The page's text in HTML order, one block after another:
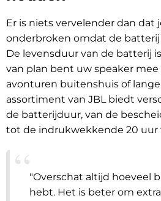
Er is niets vervelender dan dat
onderbroken omdat de batterij
De levensduur van de batterij
van plan bent uw speaker
avonturen buitenshuis of
assortiment van JBL biedt
de batterijduur, van de
tot de indrukwekkende 20 uur
"Overschat altijd hoeveel
hebt. Het is beter om